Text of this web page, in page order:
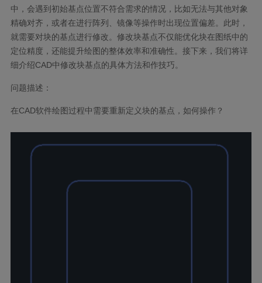
中，会遇到初始基点位置不符合需求的情况，比如无法与其他对象
精确对齐，或者在进行阵列、镜像等操作时出现位置偏差。此时，
就需要对块的基点进行修改。修改块基点不仅能优化块在图纸中的
定位精度，还能提升绘图的整体效率和准确性。接下来，我们将详
细介绍CAD中修改块基点的具体方法和作技巧。
问题描述：
在CAD软件绘图过程中需要重新定义块的基点，如何操作？